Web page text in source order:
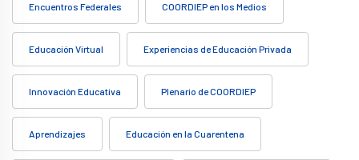
Encuentros Federales COORDIEP en los Medios
Educación Virtual Experiencias de Educación Privada
Innovación Educativa Plenario de COORDIEP
Aprendizajes Educación en la Cuarentena